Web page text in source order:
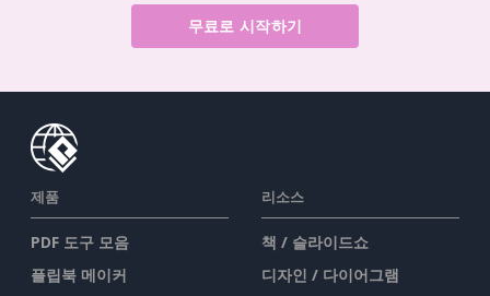
무료로 시작하기
제품
PDF 도구 모음
플립북 메이커
리소스
책 / 슬라이드쇼
디자인 / 다이어그램